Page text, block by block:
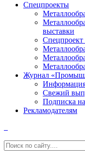
Спецпроекты
выставки
Спецпроект
Журнал
Свежий
Подписка
Рекламодателям